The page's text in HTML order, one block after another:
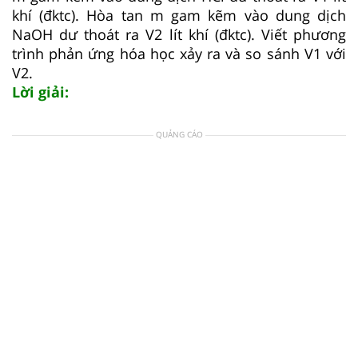
khí (đktc). Hòa tan m gam kẽm vào dung dịch
NaOH dư thoát ra V2 lít khí (đktc). Viết phương
trình phản ứng hóa học xảy ra và so sánh V1 với
V2.
Lời giải:
QUẢNG CÁO